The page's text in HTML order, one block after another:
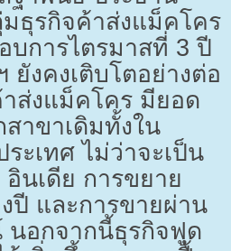
ธุรกิจค้าส่งแม็คโคร
บการไตรมาสที่ 3 ปี
ยังคงเติบโตอย่างต่อ
าส่งแม็คโคร มียอด
าขาเดิมทั้งใน
ะเทศ ไม่ว่าจะเป็น
นเดีย การขยาย
ปี และการขายผ่าน
นอกจากนี้ธุรกิจฟูด